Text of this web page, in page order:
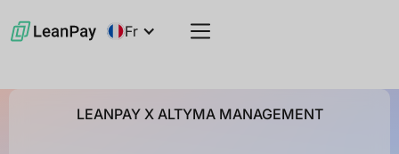
Fr
LEANPAY X ALTYMA MANAGEMENT